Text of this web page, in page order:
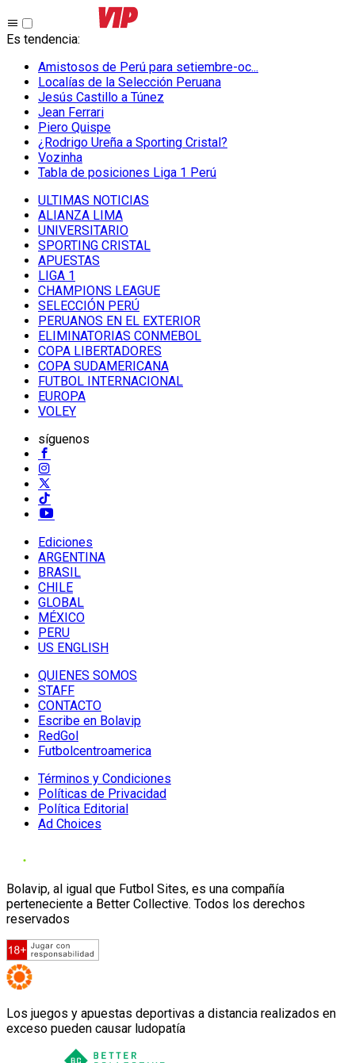
Es tendencia:
Amistosos de Perú para setiembre-oc...
Localías de la Selección Peruana
Jesús Castillo a Túnez
Jean Ferrari
Piero Quispe
¿Rodrigo Ureña a Sporting Cristal?
Vozinha
Tabla de posiciones Liga 1 Perú
ULTIMAS NOTICIAS
ALIANZA LIMA
UNIVERSITARIO
SPORTING CRISTAL
APUESTAS
LIGA 1
CHAMPIONS LEAGUE
SELECCIÓN PERÚ
PERUANOS EN EL EXTERIOR
ELIMINATORIAS CONMEBOL
COPA LIBERTADORES
COPA SUDAMERICANA
FUTBOL INTERNACIONAL
EUROPA
VOLEY
síguenos
Ediciones
ARGENTINA
BRASIL
CHILE
GLOBAL
MÉXICO
PERU
US ENGLISH
QUIENES SOMOS
STAFF
CONTACTO
Escribe en Bolavip
RedGol
Futbolcentroamerica
Términos y Condiciones
Políticas de Privacidad
Política Editorial
Ad Choices
Bolavip, al igual que Futbol Sites, es una compañía
perteneciente a Better Collective. Todos los derechos
reservados
Los juegos y apuestas deportivas a distancia realizados en
exceso pueden causar ludopatía